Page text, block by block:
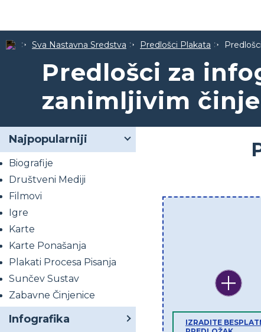
Sva Nastavna Sredstva Predlošci Plakata
Predlošci za
zanimljivim
Najpopularniji
Biografije
Društveni Mediji
Filmovi
Igre
Karte
Karte Ponašanja
Plakati Procesa Pisanja
Sunčev Sustav
Zabavne Činjenice
Infografika
IZRADITE